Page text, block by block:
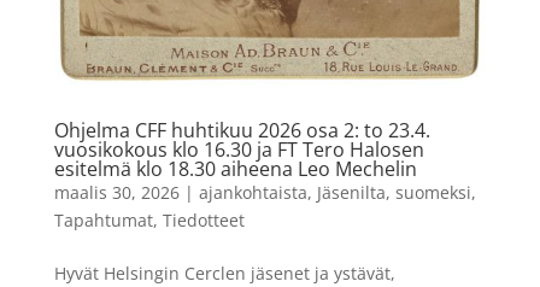
Ohjelma CFF huhtikuu 2026 osa 2: to 23.4.
vuosikokous klo 16.30 ja FT Tero Halosen
esitelmä klo 18.30 aiheena Leo Mechelin
maalis 30, 2026| ajankohtaista, Jäsenilta, suomeksi,
Tapahtumat, Tiedotteet
Hyvät Helsingin Cerclen jäsenet ja ystävät,